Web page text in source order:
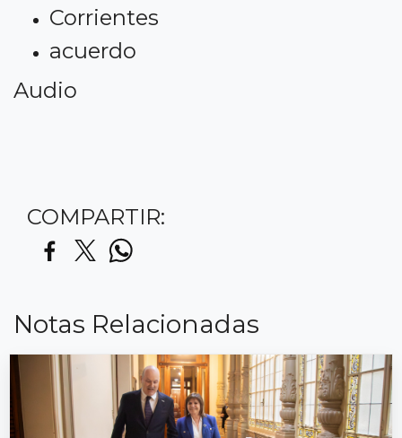
Corrientes
acuerdo
Audio
COMPARTIR:
Notas Relacionadas